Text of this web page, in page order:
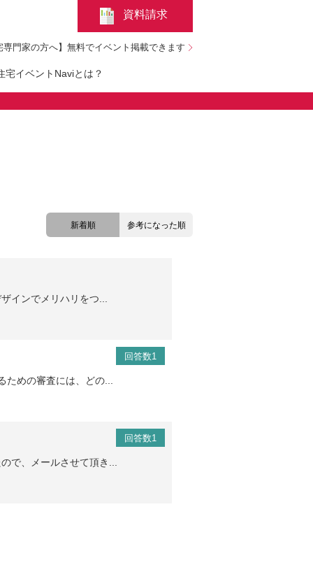
資料請求
専門家の方へ】無料でイベント掲載できます
宅イベントNaviとは？
新着順 参考になった順
インでメリハリをつ...
回答数1
めの審査には、どの...
回答数1
で、メールさせて頂き...